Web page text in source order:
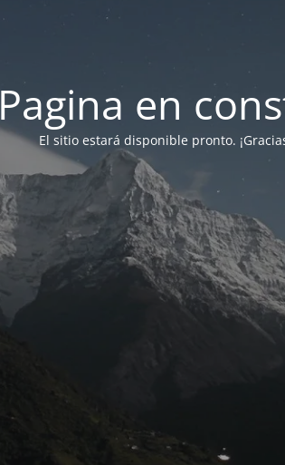
Pagina en
El sitio estará disponible pronto.